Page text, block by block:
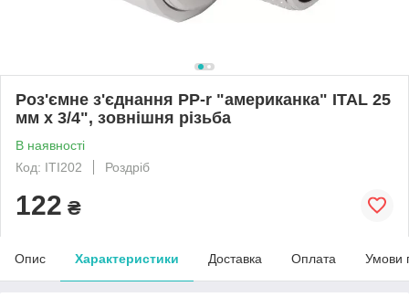
Роз'ємне з'єднання PP-r "американка" ITAL 25
мм х 3/4", зовнішня різьба
В наявності
Код: ITI202
Роздріб
122 ₴
Опис Характеристики Доставка Оплата Умови